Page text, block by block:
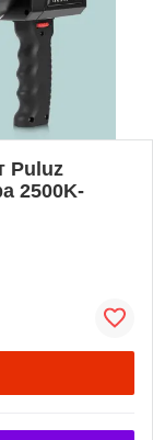
Puluz
2500K-